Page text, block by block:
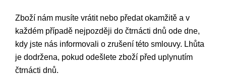
Zboží nám musíte vrátit nebo předat okamžitě a v
každém případě nejpozději do čtrnácti dnů ode dne,
kdy jste nás informovali o zrušení této smlouvy. Lhůta
je dodržena, pokud odešlete zboží před uplynutím
čtrnácti dnů.